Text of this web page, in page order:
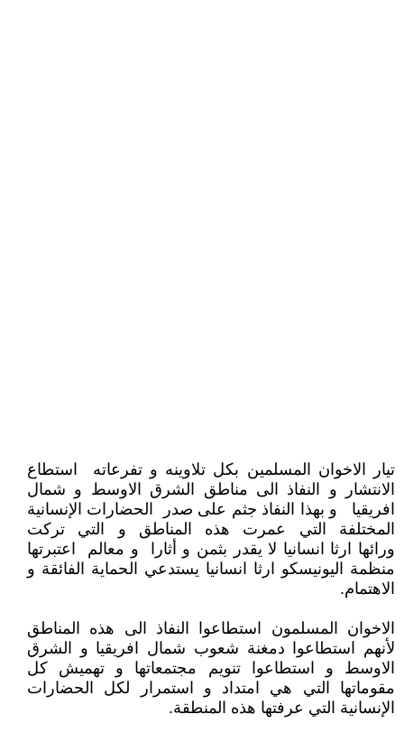
تيار الاخوان المسلمين بكل تلاوينه و تفرعاته استطاع
الانتشار و النفاذ الى مناطق الشرق الاوسط و شمال
افريقيا و بهذا النفاذ جثم على صدر الحضارات الإنسانية
المختلفة التي عمرت هذه المناطق و التي تركت
ورائها ارثا انسانيا لا يقدر بثمن و أثارا و معالم اعتبرتها
منظمة اليونيسكو ارثا انسانيا يستدعي الحماية الفائقة و
الاهتمام.
الاخوان المسلمون استطاعوا النفاذ الى هذه المناطق
لأنهم استطاعوا دمغنة شعوب شمال افريقيا و الشرق
الاوسط و استطاعوا تنويم مجتمعاتها و تهميش كل
مقوماتها التي هي امتداد و استمرار لكل الحضارات
الإنسانية التي عرفتها هذه المنطقة.